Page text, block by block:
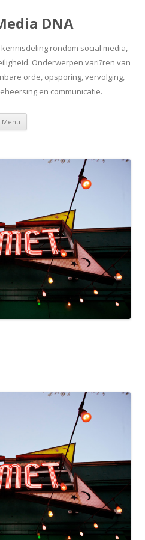
DNA
rondom social media,
Onderwerpen vari?ren van
orde, opsporing, vervolging,
en communicatie.
Menu Spring
inhoud